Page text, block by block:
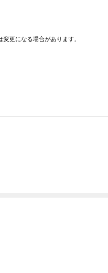
更になる場合があります。